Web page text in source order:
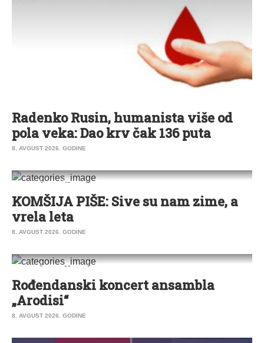
Radenko Rusin, humanista više od
pola veka: Dao krv čak 136 puta
8. AVGUST 2026. GODINE
KOMŠIJA PIŠE
KOMŠIJA PIŠE: Sive su nam zime, a
vrela leta
8. AVGUST 2026. GODINE
DRUŠTVO ZABAVA|
Rođendanski koncert ansambla
„Arodisi“
8. AVGUST 2026. GODINE